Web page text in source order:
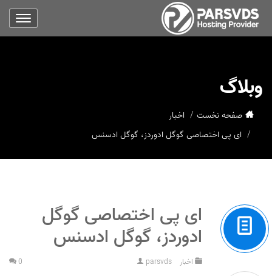
وبلاگ
صفحه نخست
اخبار
ای پی اختصاصی گوگل ادوردز، گوگل ادسنس
ای پی اختصاصی گوگل
ادوردز، گوگل ادسنس
اخبار parsvds
0